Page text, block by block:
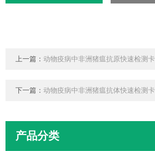
上一篇：动物疫病中非洲猪瘟抗原快速检测卡
下一篇：动物疫病中非洲猪瘟抗体快速检测卡
产品分类